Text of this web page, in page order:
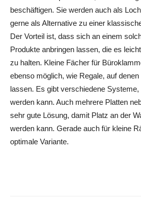
beschäftigen. Sie werden auch als
gerne als Alternative zu einer
Der Vorteil ist, dass sich an einem
Produkte anbringen lassen, die es
zu halten. Kleine Fächer für
ebenso möglich, wie Regale, auf
lassen. Es gibt verschiedene
werden kann. Auch mehrere Platten
sehr gute Lösung, damit Platz an der
werden kann. Gerade auch für kleine
optimale Variante.